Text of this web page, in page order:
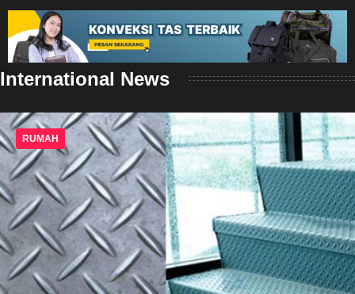
International News
RUMAH